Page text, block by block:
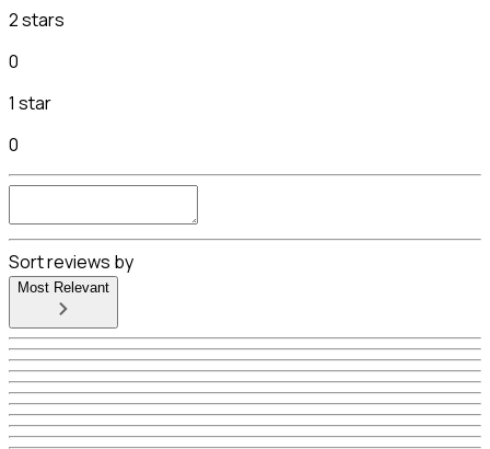
2 stars
0
1 star
0
Sort reviews by
Most Relevant